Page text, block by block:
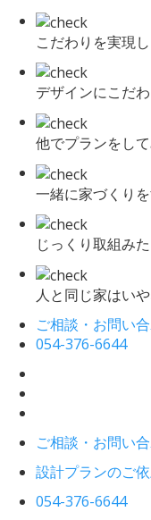
こだわりを実現し
デザインにこだわ
他でプランをし
一緒に家づくり
じっくり取組みた
人と同じ家はいや
ご相談・お問い
054-376-6644
ご相談・お問い
設計プランのご
054-376-6644